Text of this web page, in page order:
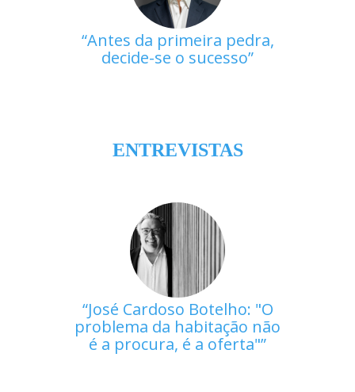
Antes da primeira pedra,
decide-se o sucesso
ENTREVISTAS
José Cardoso Botelho: "O
problema da habitação não
é a procura, é a oferta"